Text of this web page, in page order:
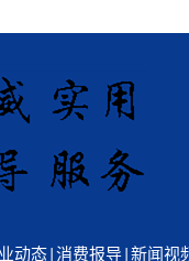
动态|消费报导|新闻视